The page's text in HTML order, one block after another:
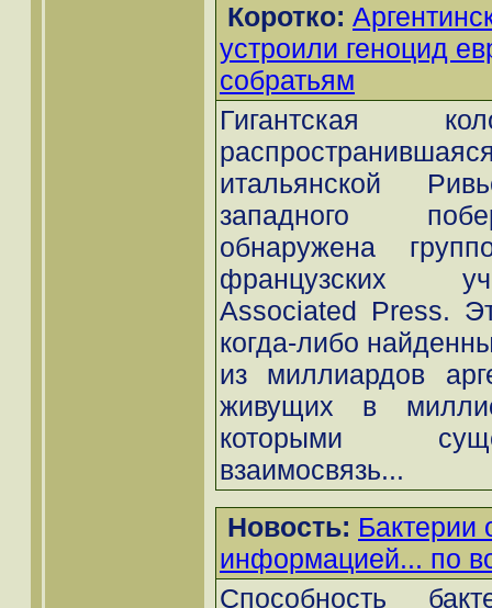
Коротко:
устроили геноцид
собратьям
Гигантская
итальянской
западного
обнаружена
французских
Associated Press.
когда-либо
из миллиардов
живущих в
которыми
взаимосвязь...
Новость: Бактерии
информацией... по
Способность